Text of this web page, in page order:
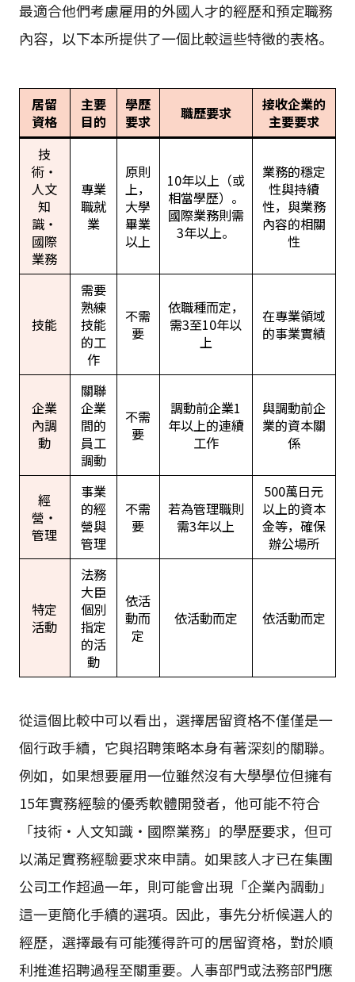
最適合他們考慮雇用的外國人才的經歷和預定職務
內容，以下本所提供了一個比較這些特徵的表格。
居留
資格
主要
目的
學歷
要求
職歷要求
接收企業的
主要要求
技
術・
人文
知
識・
國際
業務
專業
職就
業
原則
上，
大學
畢業
以上
10年以上（或
相當學歷）。
國際業務則需
3年以上。
業務的穩定
性與持續
性，與業務
內容的相關
性
技能
需要
熟練
技能
的工
作
不需
要
依職種而定，
需3至10年以
上
在專業領域
的事業實績
企業
內調
動
關聯
企業
間的
員工
調動
不需
要
調動前企業1
年以上的連續
工作
與調動前企
業的資本關
係
經
營・
管理
事業
的經
營與
管理
不需
要
若為管理職則
需3年以上
500萬日元
以上的資本
金等，確保
辦公場所
特定
活動
法務
大臣
個別
指定
的活
動
依活
動而
定
依活動而定 依活動而定
從這個比較中可以看出，選擇居留資格不僅僅是一
個行政手續，它與招聘策略本身有著深刻的關聯。
例如，如果想要雇用一位雖然沒有大學學位但擁有
15年實務經驗的優秀軟體開發者，他可能不符合
「技術・人文知識・國際業務」的學歷要求，但可
以滿足實務經驗要求來申請。如果該人才已在集團
公司工作超過一年，則可能會出現「企業內調動」
這一更簡化手續的選項。因此，事先分析候選人的
經歷，選擇最有可能獲得許可的居留資格，對於順
利推進招聘過程至關重要。人事部門或法務部門應